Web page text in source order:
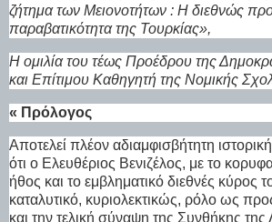
ζήτημα των Μειονοτήτων : Η διεθνώς
παραβατικότητα της Τουρκίας»,
Η ομιλία του τέως Προέδρου της
και Επίτιμου Καθηγητή της Νομικής
« Πρόλογος
Αποτελεί πλέον αδιαμφισβήτητη
ότι ο Ελευθέριος Βενιζέλος, με το
ήθος και το εμβληματικό διεθνές κύρος
καταλυτικό, κυριολεκτικώς, ρόλο ως
και την τελική σύναψη της Συνθήκης